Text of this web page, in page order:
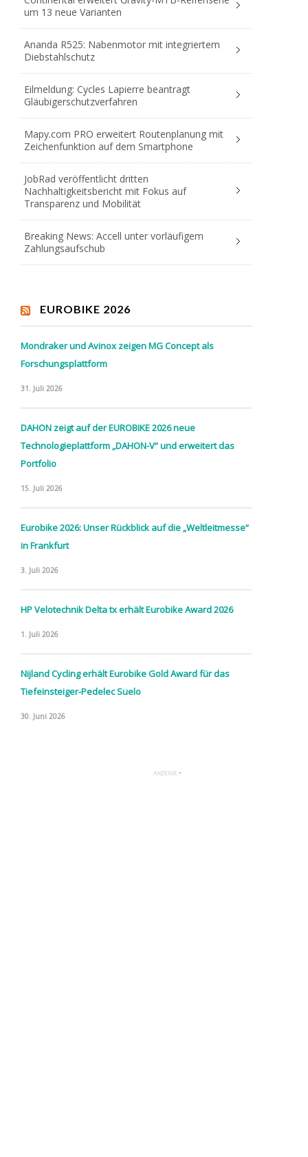
um 13 neue Varianten
Ananda R525: Nabenmotor mit integriertem
Diebstahlschutz
Eilmeldung: Cycles Lapierre beantragt
Gläubigerschutzverfahren
Mapy.com PRO erweitert Routenplanung mit
Zeichenfunktion auf dem Smartphone
JobRad veröffentlicht dritten
Nachhaltigkeitsbericht mit Fokus auf
Transparenz und Mobilität
Breaking News: Accell unter vorläufigem
Zahlungsaufschub
EUROBIKE 2026
Mondraker und Avinox zeigen MG Concept als
Forschungsplattform
31. Juli 2026
DAHON zeigt auf der EUROBIKE 2026 neue
Technologieplattform „DAHON-V“ und erweitert das
Portfolio
15. Juli 2026
Eurobike 2026: Unser Rückblick auf die „Weltleitmesse“
in Frankfurt
3. Juli 2026
HP Velotechnik Delta tx erhält Eurobike Award 2026
1. Juli 2026
Nijland Cycling erhält Eurobike Gold Award für das
Tiefeinsteiger-Pedelec Suelo
30. Juni 2026